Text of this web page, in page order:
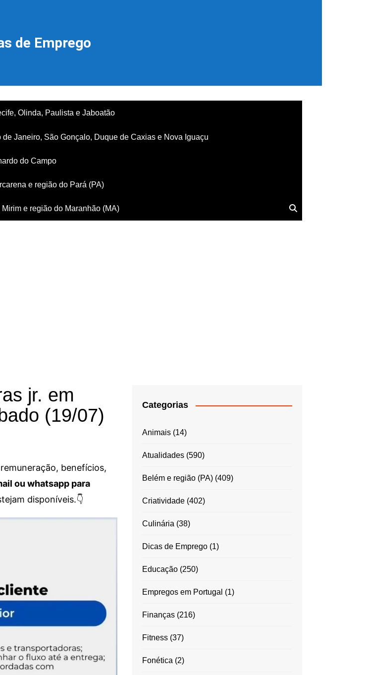
de Emprego
Olinda, Paulista e Jaboatão
de Janeiro, São Gonçalo, Duque de Caxias e Nova Iguaçu
do Campo
e região do Pará (PA)
e região do Maranhão (MA)
jr. em
(19/07)
benefícios,
ou whatsapp para
disponíveis.👇
Categorias
Animais(14)
Atualidades(590)
Belém e região (PA)(409)
Criatividade(402)
Culinária (38)
Dicas de Emprego(1)
Educação(250)
Empregos em Portugal (1)
Finanças(216)
Fitness(37)
Fonética (2)